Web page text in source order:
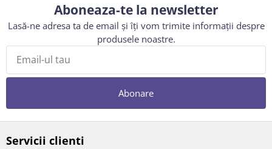
Aboneaza-te la newsletter
Lasă-ne adresa ta de email și îți vom trimite informații despre
produsele noastre.
Abonare
Servicii clienti